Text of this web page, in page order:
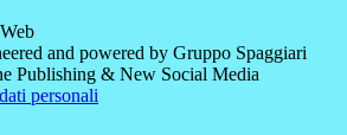
and powered by Gruppo Spaggiari
Publishing & New Social Media
personali